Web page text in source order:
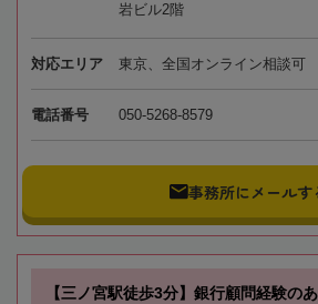
岩ビル2階
対応エリア 東京、全国オンライン相談可
電話番号 050-5268-8579
事務所にメールす
【三ノ宮駅徒歩3分】銀行顧問経験の